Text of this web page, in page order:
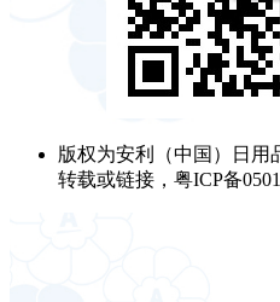
版权为安利（中国）日用
转载或链接，粤ICP备